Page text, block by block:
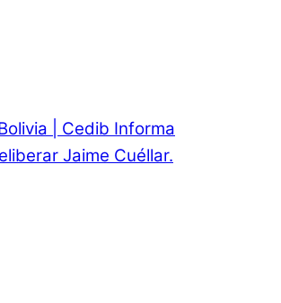
| Cedib Informa
Jaime Cuéllar.